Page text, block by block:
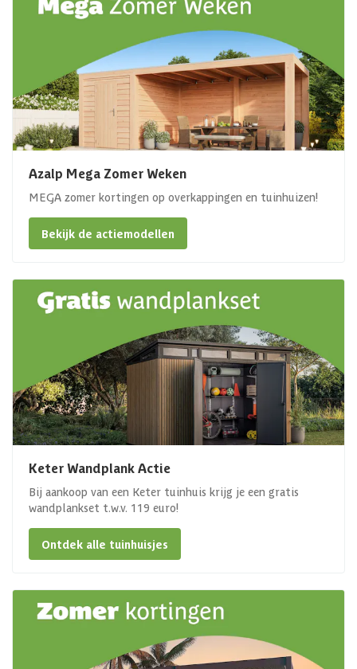
Azalp Mega Zomer Weken
MEGA zomer kortingen op overkappingen en tuinhuizen!
Bekijk de actiemodellen
Keter Wandplank Actie
Bij aankoop van een Keter tuinhuis krijg je een gratis
wandplankset t.w.v. 119 euro!
Ontdek alle tuinhuisjes